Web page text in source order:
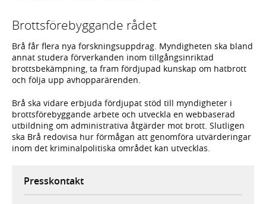
Brottsförebyggande rådet
Brå får flera nya forskningsuppdrag. Myndigheten ska bland
annat studera förverkanden inom tillgångsinriktad
brottsbekämpning, ta fram fördjupad kunskap om hatbrott
och följa upp avhopparärenden.
Brå ska vidare erbjuda fördjupat stöd till myndigheter i
brottsförebyggande arbete och utveckla en webbaserad
utbildning om administrativa åtgärder mot brott. Slutligen
ska Brå redovisa hur förmågan att genomföra utvärderingar
inom det kriminalpolitiska området kan utvecklas.
Presskontakt